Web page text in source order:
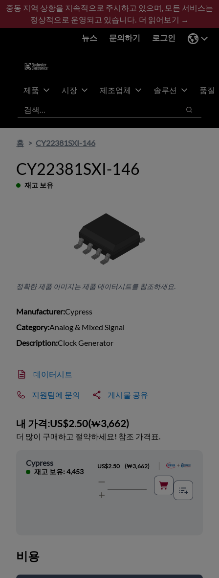
기
콘
바
글
중동 지역 상황을 지속적으로 주시하고 있으며, 모든 서비스는
정상적으로 운영되고 있습니다. 더 읽어보기 →
뉴스
문의하기 로그인
제품 시장 제조업체 솔루션
품질
검색
검색
홈 CY22381SXI-146
CY22381SXI-146
재고 보유
정확한 제품 이미지는 제품 데이터시트를 참조하세요.
Manufacturer:Cypress
Category:Analog & Mixed Signal
Description:Clock Generator
데이터시트
지원팀에 문의 게시물 공유
내 가격:US$2.50(₩3,662)
더 많이 구매하고 절약하세요! 참조 가격표.
Cypress
재고 보유: 4,453
US$2.50 (₩3,662)
비용